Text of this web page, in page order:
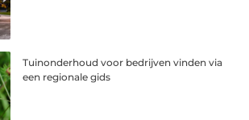
Tuinonderhoud voor bedrijven vinden via
een regionale gids